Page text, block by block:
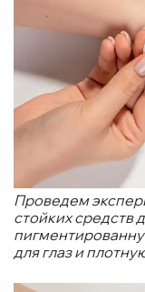
Проведем
стойких средств
для глаз и